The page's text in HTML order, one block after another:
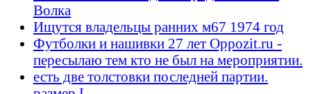
Волка
Ищутся владельцы ранних м67 1974 год
Футболки и нашивки 27 лет Oppozit.ru -
пересылаю тем кто не был на мероприятии.
есть две толстовки последней партии.